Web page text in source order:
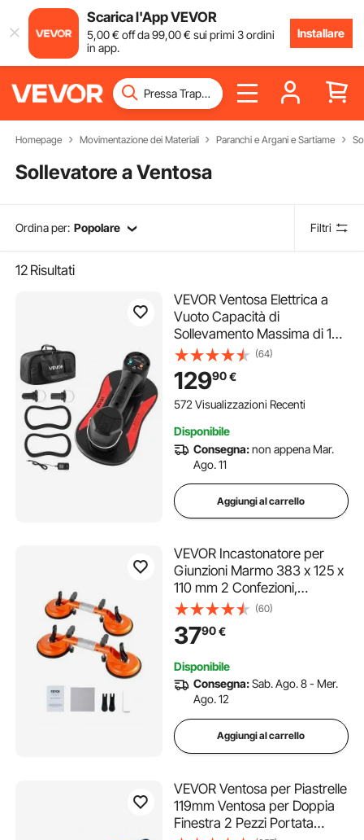
Scarica l'App VEVOR
5,00€ off da99,00€ sui primi 3 ordini
in app.
Installare
Homepage Movimentazione dei Materiali Paranchi e Argani e Sartiame
Sollevatore a Ventosa
Ordina per: Popolare Filtri
12 Risultati
VEVOR Ventosa Elettrica a
Vuoto Capacità di
Sollevamento Massima di 170
kg, Sollevatore a Vuoto per
Vetri con Display Digitale, per
Piastrelle per Impieghi
Gravosi per Sollevare
(64)
12990€
572 Visualizzazioni Recenti
Disponibile
Consegna:non appena Mar.
Ago. 11
Aggiungi al carrello
VEVOR Incastonatore per
Giunzioni Marmo 383 x 125 x
110 mm 2 Confezioni,
Incastonatore per Piastrelle
con Ventose a Vuoto da 125
mm Giuntatore per Giunzioni
180°
(60)
3790€
Disponibile
Consegna:Sab. Ago. 8 - Mer.
Ago. 12
Aggiungi al carrello
VEVOR Ventosa per Piastrelle
119mm Ventosa per Doppia
Finestra 2 Pezzi Portata